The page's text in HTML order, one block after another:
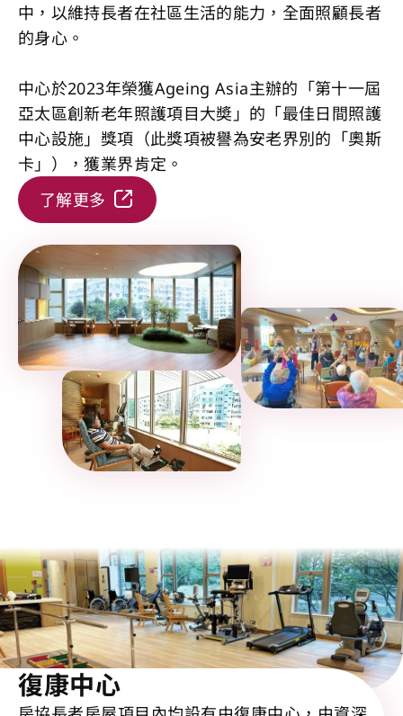
中，以維持長者在社區生活的能力，全面照顧長者
的身心。
中心於2023年榮獲Ageing Asia主辦的「第十一屆
亞太區創新老年照護項目大奬」的「最佳日間照護
中心設施」獎項（此獎項被譽為安老界別的「奧斯
卡」），獲業界肯定。
了解更多
復康中心